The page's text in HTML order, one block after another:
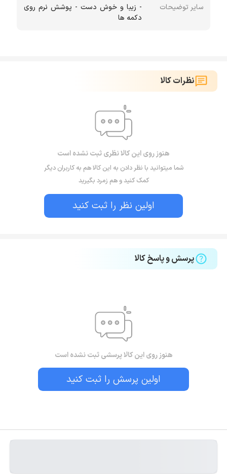
سایر توضیحات
- زیبا و خوش دست - پوشش نرم روی
دكمه ها
نظرات کالا
هنوز روی این کالا نظری ثبت نشده است
شما میتوانید با نظر دادن به این کالا هم به کاربران دیگر
کمک کنید و هم زمرد بگیرید
اولین نظر را ثبت کنید
پرسش و پاسخ کالا
هنوز روی این کالا پرسشی ثبت نشده است
اولین پرسش را ثبت کنید